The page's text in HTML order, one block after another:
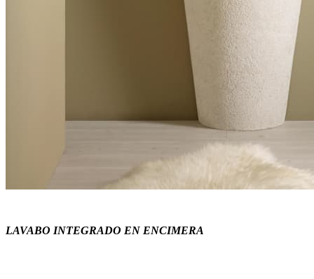
LAVABO INTEGRADO EN ENCIMERA